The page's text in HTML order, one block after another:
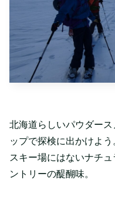
北海道らしいパウダー
ップで探検に出かけよう
スキー場にはないナチ
ントリーの醍醐味。